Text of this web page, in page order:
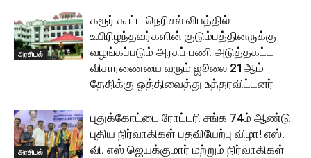
அரசியல்
கரூர் கூட்ட நெரிசல் விபத்தில்
உயிரிழந்தவர்களின் குடும்பத்தினருக்கு
வழங்கப்படும் அரசுப் பணி அடுத்தகட்ட
விசாரணையை வரும் ஜூலை 21ஆம்
தேதிக்கு ஒத்திவைத்து உத்தரவிட்டனர்
அரசியல்
புதுக்கோட்டை ரோட்டரி சங்க 74ம் ஆண்டு
புதிய நிர்வாகிகள் பதவியேற்பு விழா! எஸ்.
வி. எஸ் ஜெயக்குமார் மற்றும் நிர்வாகிகள்